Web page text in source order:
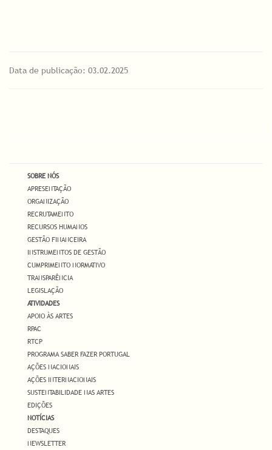
Data de publicação: 03.02.2025
SOBRE NÓS
APRESENTAÇÃO
ORGANIZAÇÃO
RECRUTAMENTO
RECURSOS HUMANOS
GESTÃO FINANCEIRA
INSTRUMENTOS DE GESTÃO
CUMPRIMENTO NORMATIVO
TRANSPARÊNCIA
LEGISLAÇÃO
ATIVIDADES
APOIO ÀS ARTES
RPAC
RTCP
PROGRAMA SABER FAZER PORTUGAL
AÇÕES NACIONAIS
AÇÕES INTERNACIONAIS
SUSTENTABILIDADE NAS ARTES
EDIÇÕES
NOTÍCIAS
DESTAQUES
NEWSLETTER